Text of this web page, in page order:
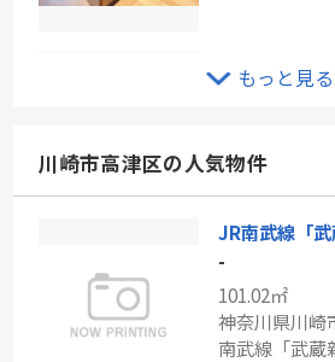
JR横浜線「
-
東京都町田市
横浜線「成瀬
70.05㎡
神奈川県川崎
もっと見る
川崎市高津区の人気物件
JR南武線「
-
101.02㎡
神奈川県川崎
南武線「武蔵